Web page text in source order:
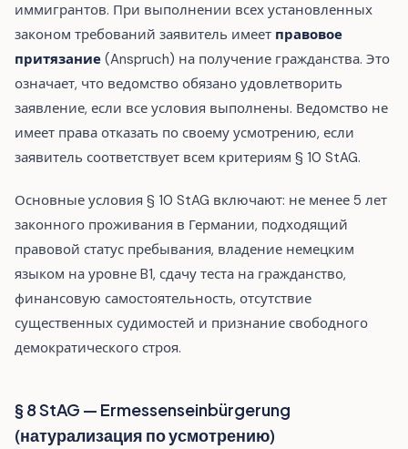
иммигрантов. При выполнении всех установленных
законом требований заявитель имеет правовое
притязание (Anspruch) на получение гражданства. Это
означает, что ведомство обязано удовлетворить
заявление, если все условия выполнены. Ведомство не
имеет права отказать по своему усмотрению, если
заявитель соответствует всем критериям § 10 StAG.
Основные условия § 10 StAG включают: не менее 5 лет
законного проживания в Германии, подходящий
правовой статус пребывания, владение немецким
языком на уровне B1, сдачу теста на гражданство,
финансовую самостоятельность, отсутствие
существенных судимостей и признание свободного
демократического строя.
§ 8 StAG — Ermessenseinbürgerung
(натурализация по усмотрению)